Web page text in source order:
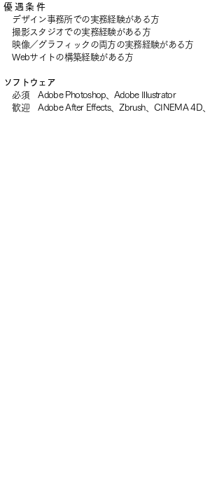
優 遇 条 件
デザイン事務所での実務経験がある方
撮影スタジオでの実務経験がある方
映像／グラフィックの両方の実務経験がある方
Webサイトの構築経験がある方
ソフトウェア
必須 Adobe Photoshop、Adobe Illustrator
歓迎 Adobe After Effects、Zbrush、CINEMA 4D、